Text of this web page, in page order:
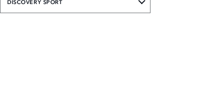
DISCOVERY SPORT